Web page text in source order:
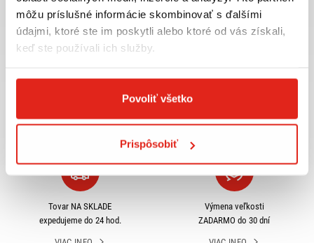
môžu príslušné informácie skombinovať s ďalšími
údajmi, ktoré ste im poskytli alebo ktoré od vás získali,
keď ste používali ich služby.
Povoliť všetko
Prispôsobiť
Najväčší výber moto
Doprava ZADARMO pre
objednávky nad 50€ v rámci
Tovar NA SKLADE
expedujeme do 24 hod.
Výmena veľkosti
ZADARMO do 30 dní